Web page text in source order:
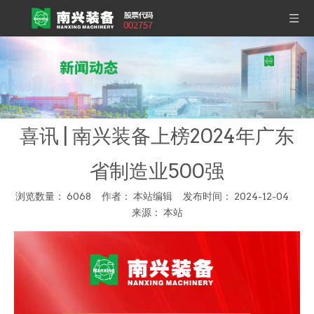
喜讯 | 南兴装备上榜2024年广东
省制造业500强
浏览数量： 6068 作者： 本站编辑 发布时间： 2024-12-04
来源： 本站
["wechat","weibo","qzone","douban","email"]